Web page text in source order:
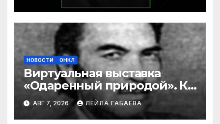
НОВОСТИ ОНКЛ
Виртуальная выставка
«Одаренный природой». К
90-летию со дня рождения
Ибрагима Бабаева
АВГ 7, 2026 ЛЕЙЛА ГАБАЕВА